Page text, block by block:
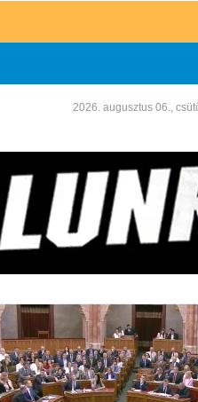
2026. augusztus 06.,